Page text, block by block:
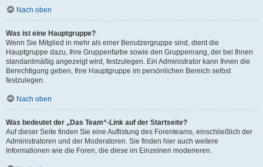
Nach oben
Was ist eine Hauptgruppe?
Wenn Sie Mitglied in mehr als einer Benutzergruppe sind, dient die
Hauptgruppe dazu, Ihre Gruppenfarbe sowie den Gruppenrang, der bei Ihnen
standardmäßig angezeigt wird, festzulegen. Ein Administrator kann Ihnen die
Berechtigung geben, Ihre Hauptgruppe im persönlichen Bereich selbst
festzulegen.
Nach oben
Was bedeutet der „Das Team“-Link auf der Startseite?
Auf dieser Seite finden Sie eine Auflistung des Forenteams, einschließlich der
Administratoren und der Moderatoren. Sie finden hier auch weitere
Informationen wie die Foren, die diese im Einzelnen moderieren.